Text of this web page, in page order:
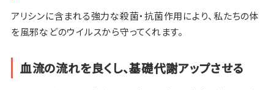
アリシンに含まれる強力な殺菌・抗菌作用により、私たちの体
を風邪などのウイルスから守ってくれます。
血流の流れを良くし、基礎代謝アップさせる